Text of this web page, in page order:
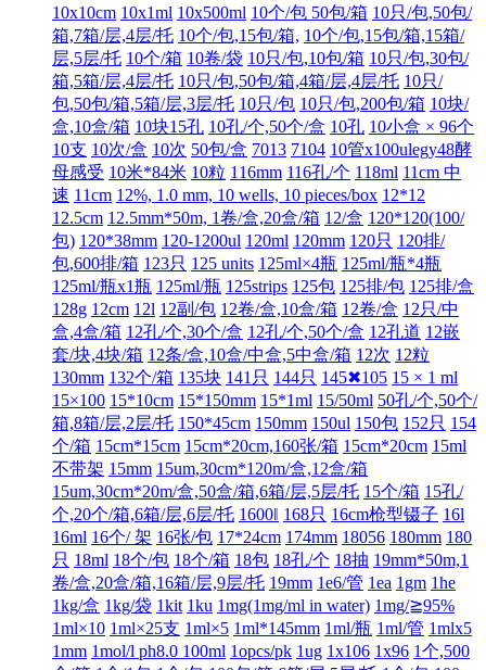
10x10cm 10x1ml 10x500ml 10个/包 50包/箱 10只/包,50包/
箱,7箱/层,4层/托 10个/包,15包/箱, 10个/包,15包/箱,15箱/
层,5层/托 10个/箱 10卷/袋 10只/包,10包/箱 10只/包,30包/
箱,5箱/层,4层/托 10只/包,50包/箱,4箱/层,4层/托 10只/
包,50包/箱,5箱/层,3层/托 10只/包 10只/包,200包/箱 10块/
盒,10盒/箱 10块15孔 10孔/个,50个/盒 10孔 10小盒 × 96个
10支 10次/盒 10次 50包/盒 7013 7104 10管x100ulegy48酵
母感受 10米*84米 10粒 116mm 116孔/个 118ml 11cm 中
速 11cm 12%, 1.0 mm, 10 wells, 10 pieces/box 12*12
12.5cm 12.5mm*50m, 1卷/盒,20盒/箱 12/盒 120*120(100/
包) 120*38mm 120-1200ul 120ml 120mm 120只 120排/
包,600排/箱 123只 125 units 125ml×4瓶 125ml/瓶*4瓶
125ml/瓶x1瓶 125ml/瓶 125strips 125包 125排/包 125排/盒
128g 12cm 12l 12副/包 12卷/盒,10盒/箱 12卷/盒 12只/中
盒,4盒/箱 12孔/个,30个/盒 12孔/个,50个/盒 12孔道 12嵌
套/块,4块/箱 12条/盒,10盒/中盒,5中盒/箱 12次 12粒
130mm 132个/箱 135块 141只 144只 145✖105 15 × 1 ml
15×100 15*10cm 15*150mm 15*1ml 15/50ml 50孔/个,50个/
箱,8箱/层,2层/托 150*45cm 150mm 150ul 150包 152只 154
个/箱 15cm*15cm 15cm*20cm,160张/箱 15cm*20cm 15ml
不带架 15mm 15um,30cm*120m/盒,12盒/箱
15um,30cm*20m/盒,50盒/箱,6箱/层,5层/托 15个/箱 15孔/
个,20个/箱,6箱/层,6层/托 1600‖ 168只 16cm枪型镊子 16l
16ml 16个/ 架 16张/包 17*24cm 174mm 18056 180mm 180
只 18ml 18个/包 18个/箱 18包 18孔/个 18抽 19mm*50m,1
卷/盒,20盒/箱,16箱/层,9层/托 19mm 1e6/管 1ea 1gm 1he
1kg/盒 1kg/袋 1kit 1ku 1mg(1mg/ml in water) 1mg/≧95%
1ml×10 1ml×25支 1ml×5 1ml*145mm 1ml/瓶 1ml/管 1mlx5
1mm 1mol/l ph8.0 100ml 1opcs/pk 1ug 1x106 1x96 1个,500